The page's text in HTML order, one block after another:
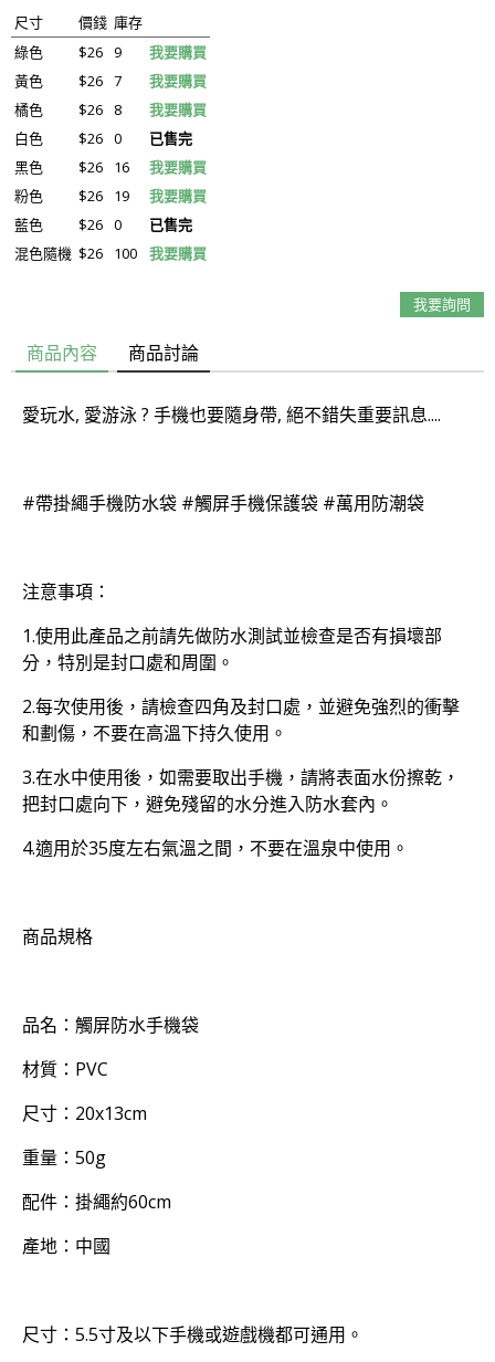
尺寸 價錢 庫存
綠色
$26 9
我要購買
黃色
$26 7
我要購買
橘色
$26 8
我要購買
白色
$26 0
已售完
黑色
$26 16
我要購買
粉色
$26 19
我要購買
藍色
$26 0
已售完
混色隨機 $26 100 我要購買
我要詢問
商品內容 商品討論
愛玩水, 愛游泳 ? 手機也要隨身帶, 絕不錯失重要訊息....
#帶掛繩手機防水袋 #觸屏手機保護袋 #萬用防潮袋
注意事項：
1.使用此產品之前請先做防水測試並檢查是否有損壞部
分，特別是封口處和周圍。
2.每次使用後，請檢查四角及封口處，並避免強烈的衝擊
和劃傷，不要在高溫下持久使用。
3.在水中使用後，如需要取出手機，請將表面水份擦乾，
把封口處向下，避免殘留的水分進入防水套內。
4.適用於35度左右氣溫之間，不要在溫泉中使用。
商品規格
品名：觸屏防水手機袋
材質：PVC
尺寸：20x13cm
重量：50g
配件：掛繩約60cm
產地：中國
尺寸：5.5寸及以下手機或遊戲機都可通用。